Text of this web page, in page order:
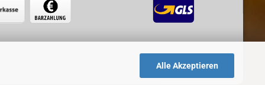
Alle Akzeptieren